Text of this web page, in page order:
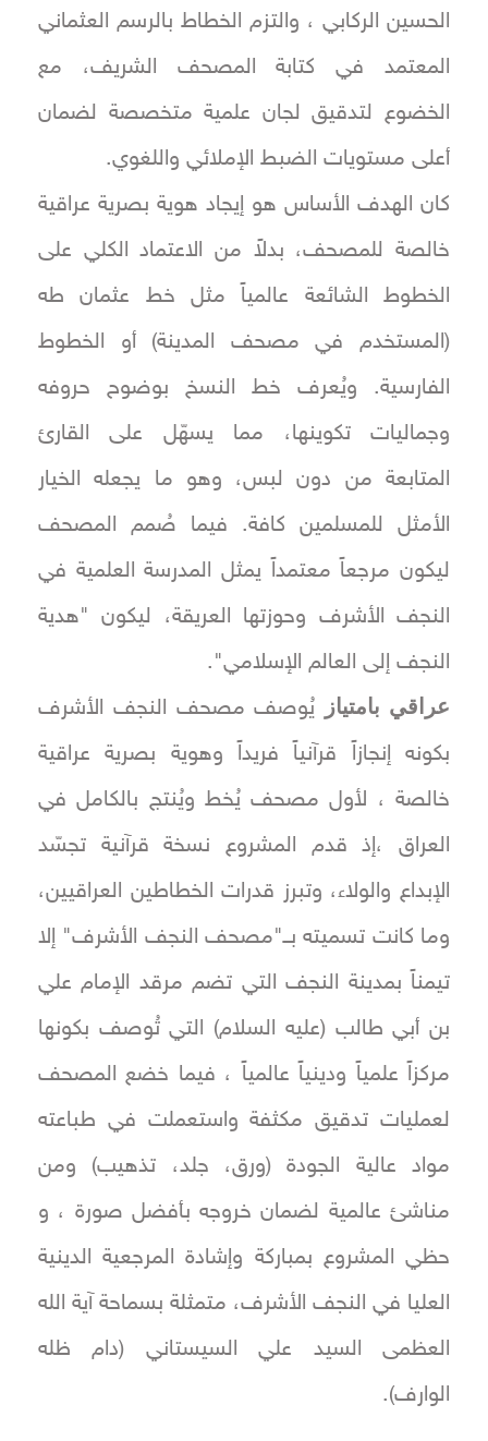
الحسين الركابي ، والتزم الخطاط بالرسم العثماني
المعتمد في كتابة المصحف الشريف، مع
الخضوع لتدقيق لجان علمية متخصصة لضمان
أعلى مستويات الضبط الإملائي واللغوي.
كان الهدف الأساس هو إيجاد هوية بصرية عراقية
خالصة للمصحف، بدلاً من الاعتماد الكلي على
الخطوط الشائعة عالمياً مثل خط عثمان طه
(المستخدم في مصحف المدينة) أو الخطوط
الفارسية. ويُعرف خط النسخ بوضوح حروفه
وجماليات تكوينها، مما يسهّل على القارئ
المتابعة من دون لبس، وهو ما يجعله الخيار
الأمثل للمسلمين كافة. فيما صُمم المصحف
ليكون مرجعاً معتمداً يمثل المدرسة العلمية في
النجف الأشرف وحوزتها العريقة، ليكون "هدية
النجف إلى العالم الإسلامي".
عراقي بامتياز
يُوصف مصحف النجف الأشرف
بكونه إنجازاً قرآنياً فريداً وهوية بصرية عراقية
خالصة ، لأول مصحف يُخط ويُنتج بالكامل في
العراق ،إذ قدم المشروع نسخة قرآنية تجسّد
الإبداع والولاء، وتبرز قدرات الخطاطين العراقيين،
وما كانت تسميته بــ"مصحف النجف الأشرف" إلا
تيمناً بمدينة النجف التي تضم مرقد الإمام علي
بن أبي طالب (عليه السلام) التي تُوصف بكونها
مركزاً علمياً ودينياً عالمياً ، فيما خضع المصحف
لعمليات تدقيق مكثفة واستعملت في طباعته
مواد عالية الجودة (ورق، جلد، تذهيب) ومن
مناشئ عالمية لضمان خروجه بأفضل صورة ، و
حظي المشروع بمباركة وإشادة المرجعية الدينية
العليا في النجف الأشرف، متمثلة بسماحة آية الله
العظمى السيد علي السيستاني (دام ظله
الوارف).